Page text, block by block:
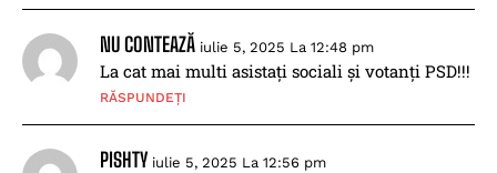
NU CONTEAZĂ iulie 5, 2025 La 12:48 pm
La cat mai multi asistați sociali și votanți PSD!!!
RĂSPUNDEȚI
PISHTY iulie 5, 2025 La 12:56 pm